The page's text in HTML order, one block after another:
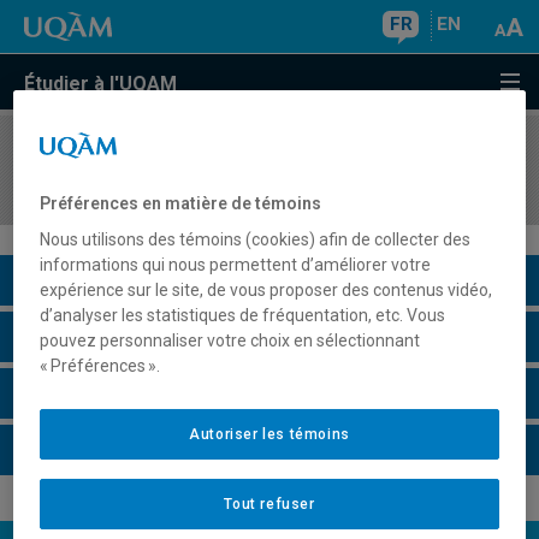
FR EN
Étudier à l'UQAM
COURS//
Description du cours
Horaire - Été 2026
Préférences en matière de témoins
Nous utilisons des témoins (cookies) afin de collecter des
informations qui nous permettent d’améliorer votre
expérience sur le site, de vous proposer des contenus vidéo,
d’analyser les statistiques de fréquentation, etc. Vous
pouvez personnaliser votre choix en sélectionnant
« Préférences ».
Tout refuser
Autoriser les témoins